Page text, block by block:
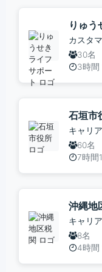
りゅう
カスタ
30名
3時間
石垣市
キャリ
60名
7時間
沖縄地
キャリ
8名
4時間